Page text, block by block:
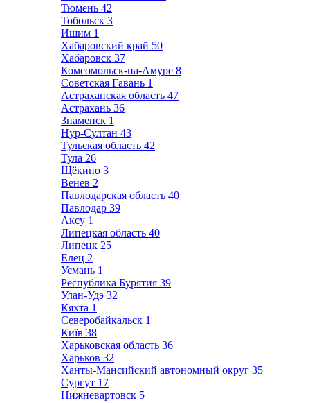
Тюмень 42
Тобольск 3
Ишим 1
Хабаровский край 50
Хабаровск 37
Комсомольск-на-Амуре 8
Советская Гавань 1
Астраханская область 47
Астрахань 36
Знаменск 1
Нур-Султан 43
Тульская область 42
Тула 26
Щёкино 3
Венев 2
Павлодарская область 40
Павлодар 39
Аксу 1
Липецкая область 40
Липецк 25
Елец 2
Усмань 1
Республика Бурятия 39
Улан-Удэ 32
Кяхта 1
Северобайкальск 1
Київ 38
Харьковская область 36
Харьков 32
Ханты-Мансийский автономный округ 35
Сургут 17
Нижневартовск 5